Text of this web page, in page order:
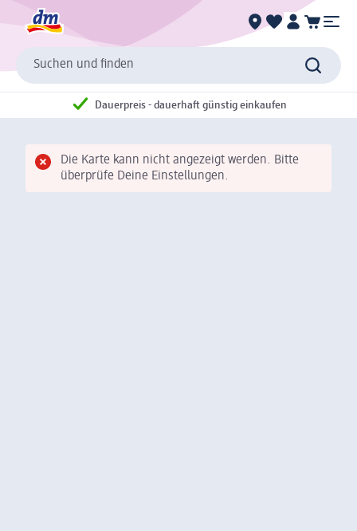
Suchen und finden
Dauerpreis - dauerhaft günstig einkaufen
Die Karte kann nicht angezeigt werden. Bitte
überprüfe Deine Einstellungen.